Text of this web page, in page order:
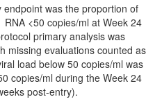
endpoint was the proportion of
<50 copies/ml at Week 24
primary analysis was
missing evaluations counted as
load below 50 copies/ml was
copies/ml during the Week 24
post-entry).